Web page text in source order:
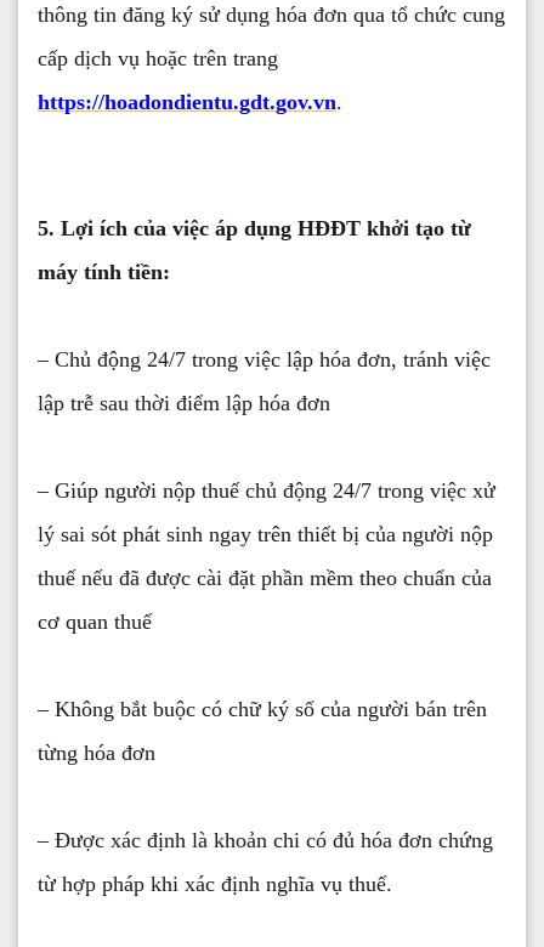
thông tin đăng ký sử dụng hóa đơn qua tổ chức cung
cấp dịch vụ hoặc trên trang
https://hoadondientu.gdt.gov.vn.
5. Lợi ích của việc áp dụng HĐĐT khởi tạo từ
máy tính tiền:
– Chủ động 24/7 trong việc lập hóa đơn, tránh việc
lập trễ sau thời điểm lập hóa đơn
– Giúp người nộp thuế chủ động 24/7 trong việc xử
lý sai sót phát sinh ngay trên thiết bị của người nộp
thuế nếu đã được cài đặt phần mềm theo chuẩn của
cơ quan thuế
– Không bắt buộc có chữ ký số của người bán trên
từng hóa đơn
– Được xác định là khoản chi có đủ hóa đơn chứng
từ hợp pháp khi xác định nghĩa vụ thuế.